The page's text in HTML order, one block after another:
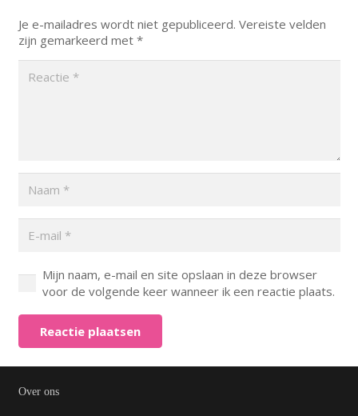
Je e-mailadres wordt niet gepubliceerd. Vereiste velden
zijn gemarkeerd met *
Mijn naam, e-mail en site opslaan in deze browser
voor de volgende keer wanneer ik een reactie plaats.
Reactie plaatsen
Over ons